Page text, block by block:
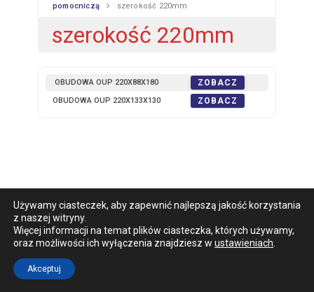
pomocniczą szerokość 220mm
szerokość 220mm
OBUDOWA OUP 220X88X180 ZOBACZ
OBUDOWA OUP 220X133X130 ZOBACZ
Używamy ciasteczek, aby zapewnić najlepszą jakość korzystania
z naszej witryny.
Więcej informacji na temat plików ciasteczka, których używamy,
oraz możliwości ich wyłączenia znajdziesz w ustawieniach
Akceptuj